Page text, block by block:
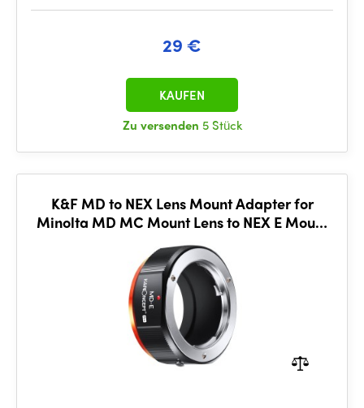
29 €
Zu versenden 5 Stück
KAUFEN
K&F MD to NEX Lens Mount Adapter for
Minolta MD MC Mount Lens to NEX E Mount
Mirrorless Cameras for